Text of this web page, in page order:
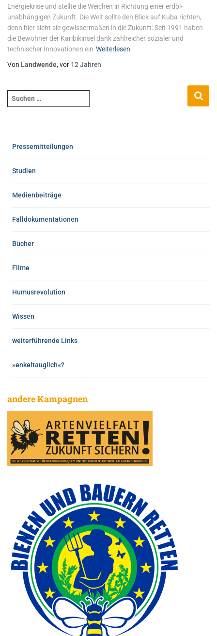
Energiekrise und stellte die Weichen in Richtung einer erdöl-
unabhängigen Zukunft. Die Welt sollte den Blick auf Kuba richten,
denn hier sieht sie gewissermaßen in die Zukunft: Seit 1991 haben
die ­Bewohner der Karibikinsel dank zahlreicher sozialer und
technischer ­Innovationen ein Weiterlesen
Von Landwende, vor 12 Jahren
Pressemitteilungen
Studien
Medienbeiträge
Falldokumentationen
Bücher
Filme
Humusrevolution
Wissen
weiterführende Links
»enkeltauglich«?
andere Kampagnen